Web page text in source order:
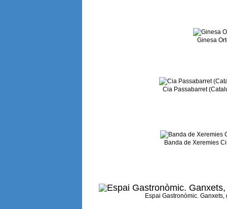
Ginesa
Cia Passabarret
Banda de Xeremies
Espai Gastronòmic.